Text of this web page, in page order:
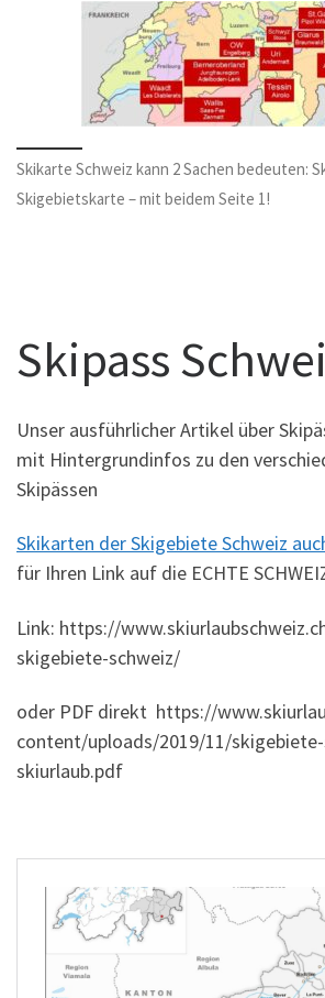
Skikarte Schweiz kann 2 Sachen bedeuten:
Skigebietskarte – mit beidem Seite 1!
Skipass
Unser ausführlicher Artikel über
mit Hintergrundinfos zu den
Skipässen
Skikarten der Skigebiete Schweiz
für Ihren Link auf die ECHTE
Link: https://
skigebiete-schweiz/
oder PDF direkt https://
content/uploads/2019/11/
skiurlaub.pdf